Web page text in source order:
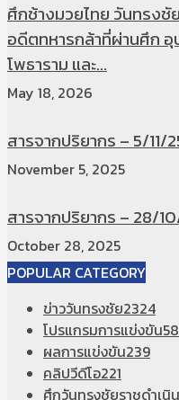
ศึกช้างมวยไทย วันทรง
อดีตทหารกล้าที่ผ่านศึก อุ
โพธาราม และ...
May 18, 2026
สารจากปริยากร – 5/11/
November 5, 2025
สารจากปริยากร – 28/
October 28, 2025
POPULAR CATEGORY
ข่าววันทรงชัย2324
โปรแกรมการแข่งขัน
ผลการแข่งขัน239
คลิปวีดีโอ221
ศึกวันทรงชัยราชดำเนิน